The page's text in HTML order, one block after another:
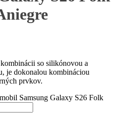
so silikónovou a
je dokonalou kombináciou
prvkov.
Samsung Galaxy S26 Folk